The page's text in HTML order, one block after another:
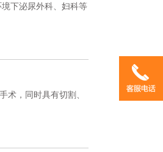
下泌尿外科、妇科等
术，同时具有切割、